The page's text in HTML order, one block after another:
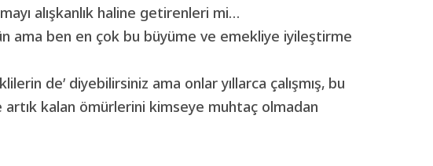
alışkanlık haline getirenleri mi…
ama ben en çok bu büyüme ve emekliye iyileştirme
de’ diyebilirsiniz ama onlar yıllarca çalışmış, bu
kalan ömürlerini kimseye muhtaç olmadan